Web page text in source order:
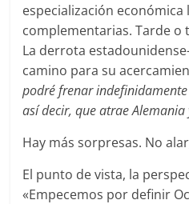
especialización económica
complementarias. Tarde
La derrota
camino para su
podré frenar
así decir, que atrae Alemania
Hay más sorpresas. No
El punto de vista, la
«Empecemos por definir